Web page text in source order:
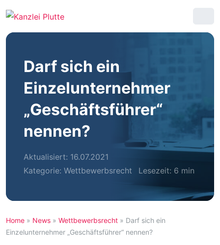
Darf sich ein
Einzelunternehmer
„Geschäftsführer“
nennen?
Aktualisiert: 16.07.2021
Kategorie: Wettbewerbsrecht Lesezeit: 6 min
Home » News » Wettbewerbsrecht » Darf sich ein
Einzelunternehmer „Geschäftsführer“ nennen?